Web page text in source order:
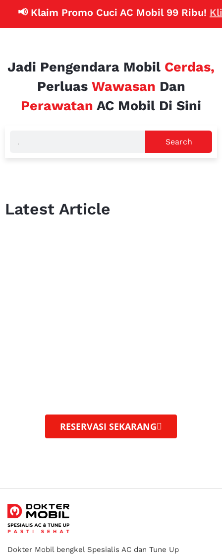
📢 Klaim Promo Cuci AC Mobil 99 Ribu!
Jadi Pengendara Mobil Cerdas,
Perluas Wawasan Dan
Perawatan AC Mobil Di Sini
Search
Latest Article
RESERVASI SEKARANG
Dokter Mobil bengkel Spesialis AC dan Tune Up